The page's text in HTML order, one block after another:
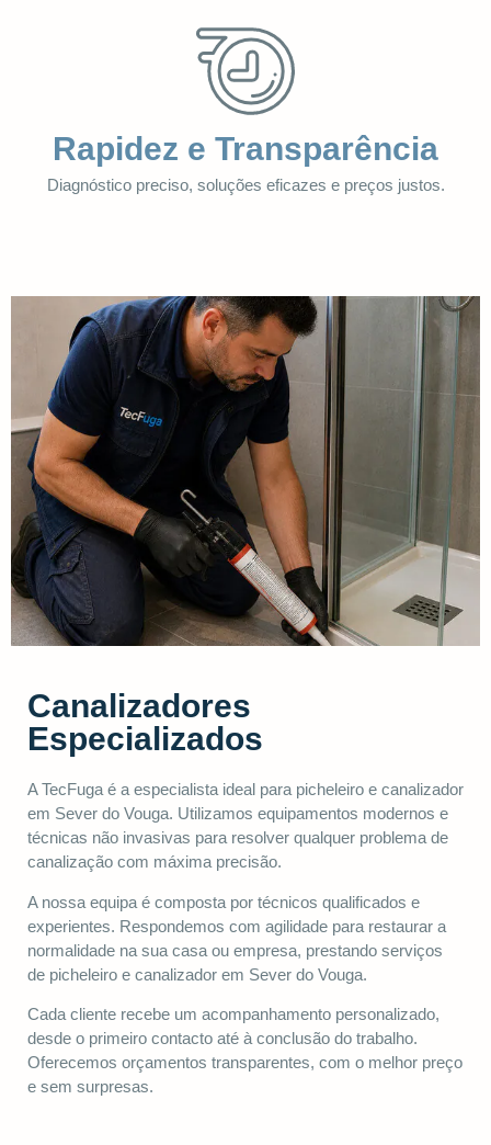
Rapidez e Transparência
Diagnóstico preciso, soluções eficazes e preços justos.
Canalizadores
Especializados
A TecFuga é a especialista ideal para picheleiro e canalizador
em Sever do Vouga. Utilizamos equipamentos modernos e
técnicas não invasivas para resolver qualquer problema de
canalização com máxima precisão.
A nossa equipa é composta por técnicos qualificados e
experientes. Respondemos com agilidade para restaurar a
normalidade na sua casa ou empresa, prestando serviços
de picheleiro e canalizador em Sever do Vouga.
Cada cliente recebe um acompanhamento personalizado,
desde o primeiro contacto até à conclusão do trabalho.
Oferecemos orçamentos transparentes, com o melhor preço
e sem surpresas.